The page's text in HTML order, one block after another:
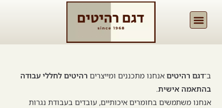
ב־דגם רהיטים אנחנו מתכננים ומייצרים רהיטים לחללי עבודה
בהתאמה אישית.
אנחנו משתמשים בחומרים איכותיים, עובדים בעבודת נגרות